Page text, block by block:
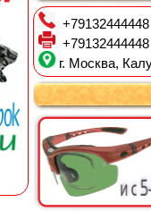
+79132444448
+79132444448
г. Москва,